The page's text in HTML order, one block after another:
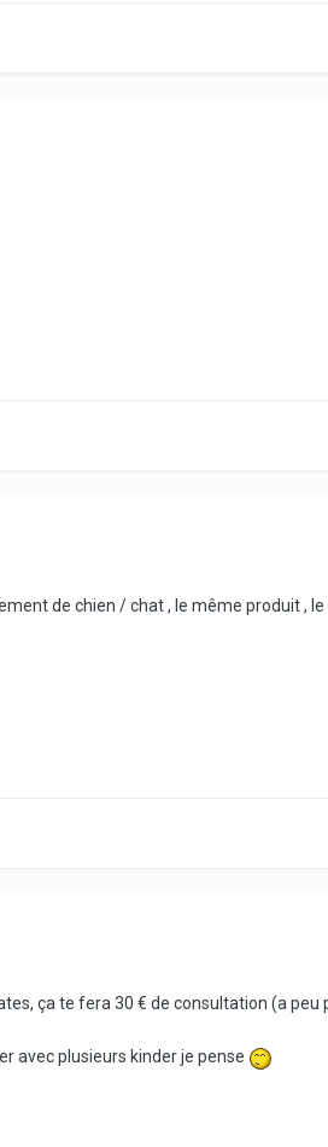
de chien / chat , le même produit ,
ça te fera 30 € de consultation (a peu
avec plusieurs kinder je pense